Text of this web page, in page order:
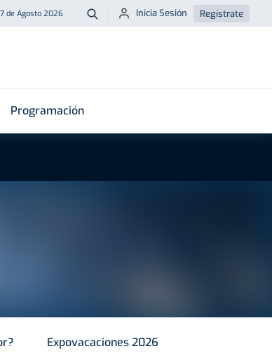
de Agosto 2026 Buscar
Inicia Sesión Regístrate
Programación
Expovacaciones 2026